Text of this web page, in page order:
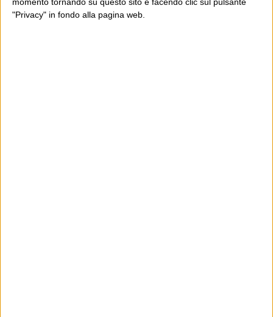
"Privacy" in fondo alla pagina web.